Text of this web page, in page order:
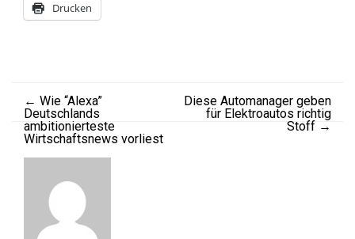
Drucken
← Wie “Alexa”
Deutschlands
ambitionierteste
Wirtschaftsnews vorliest
Diese Automanager geben
für Elektroautos richtig
Stoff →